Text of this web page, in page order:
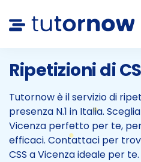
Ripetizioni di
Tutornow è il servizio di
presenza N.1 in Italia.
Vicenza perfetto per te,
efficaci. Contattaci per
CSS a Vicenza ideale per te.